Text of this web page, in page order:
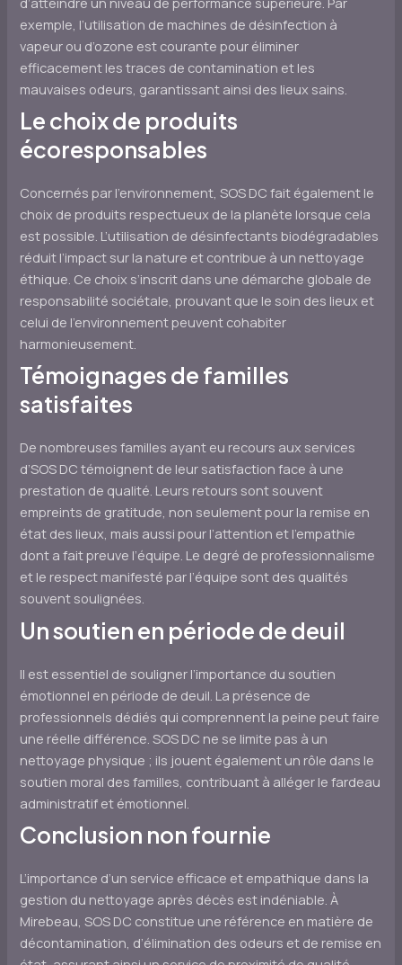
exemple, l’utilisation de machines de désinfection à
vapeur ou d’ozone est courante pour éliminer
efficacement les traces de contamination et les
mauvaises odeurs, garantissant ainsi des lieux sains.
Le choix de produits
écoresponsables
Concernés par l’environnement, SOS DC fait également le
choix de produits respectueux de la planète lorsque cela
est possible. L’utilisation de désinfectants biodégradables
réduit l’impact sur la nature et contribue à un nettoyage
éthique. Ce choix s’inscrit dans une démarche globale de
responsabilité sociétale, prouvant que le soin des lieux et
celui de l’environnement peuvent cohabiter
harmonieusement.
Témoignages de familles
satisfaites
De nombreuses familles ayant eu recours aux services
d’SOS DC témoignent de leur satisfaction face à une
prestation de qualité. Leurs retours sont souvent
empreints de gratitude, non seulement pour la remise en
état des lieux, mais aussi pour l’attention et l’empathie
dont a fait preuve l’équipe. Le degré de professionnalisme
et le respect manifesté par l’équipe sont des qualités
souvent soulignées.
Un soutien en période de deuil
Il est essentiel de souligner l’importance du soutien
émotionnel en période de deuil. La présence de
professionnels dédiés qui comprennent la peine peut faire
une réelle différence. SOS DC ne se limite pas à un
nettoyage physique ; ils jouent également un rôle dans le
soutien moral des familles, contribuant à alléger le fardeau
administratif et émotionnel.
Conclusion non fournie
L’importance d’un service efficace et empathique dans la
gestion du nettoyage après décès est indéniable. À
Mirebeau, SOS DC constitue une référence en matière de
décontamination, d’élimination des odeurs et de remise en